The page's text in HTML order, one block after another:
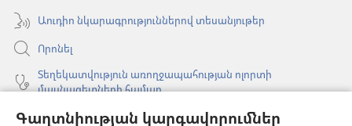
Գաղտնիության կարգավորումներ
Աուդիո նկարագրություններով տեսանյութեր
Որոնել
Տեղեկատվություն առողջապահության ոլորտի
մասնագետների համար
Գլոբալ հաղորդակցություն